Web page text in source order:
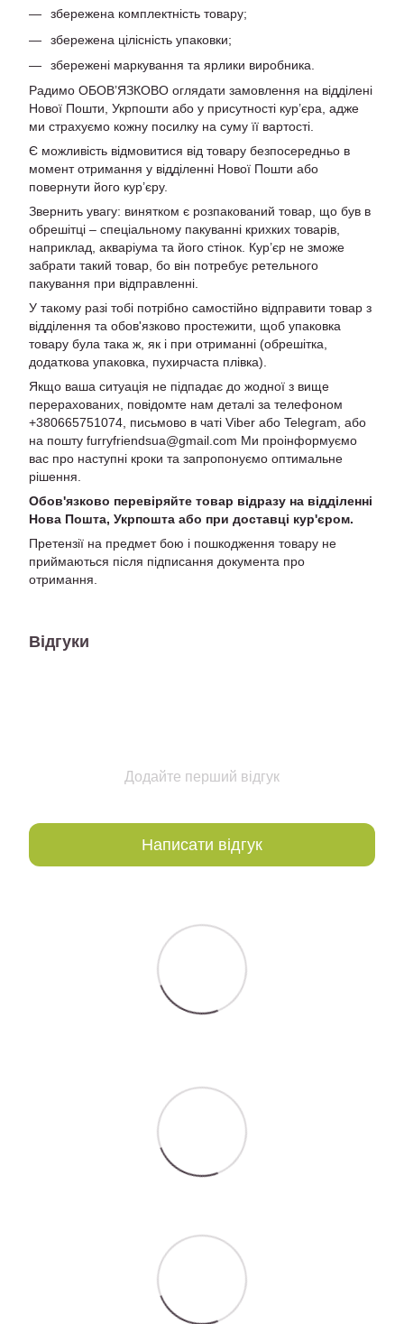
збережена комплектність товару;
збережена цілісність упаковки;
збережені маркування та ярлики виробника.
Радимо ОБОВ’ЯЗКОВО оглядати замовлення на відділені
Нової Пошти, Укрпошти або у присутності кур’єра, адже
ми страхуємо кожну посилку на суму її вартості.
Є можливість відмовитися від товару безпосередньо в
момент отримання у відділенні Нової Пошти або
повернути його кур’єру.
Звернить увагу: винятком є розпакований товар, що був в
обрешітці – спеціальному пакуванні крихких товарів,
наприклад, акваріума та його стінок. Кур’єр не зможе
забрати такий товар, бо він потребує ретельного
пакування при відправленні.
У такому разі тобі потрібно самостійно відправити товар з
відділення та обов'язково простежити, щоб упаковка
товару була така ж, як і при отриманні (обрешітка,
додаткова упаковка, пухирчаста плівка).
Якщо ваша ситуація не підпадає до жодної з вище
перерахованих, повідомте нам деталі за телефоном
+380665751074, письмово в чаті Viber або Telegram, або
на пошту furryfriendsua@gmail.com Ми проінформуємо
вас про наступні кроки та запропонуємо оптимальне
рішення.
Обов'язково перевіряйте товар відразу на відділенні
Нова Пошта, Укрпошта або при доставці кур'єром.
Претензії на предмет бою і пошкодження товару не
приймаються після підписання документа про
отримання.
Відгуки
Додайте перший відгук
Написати відгук